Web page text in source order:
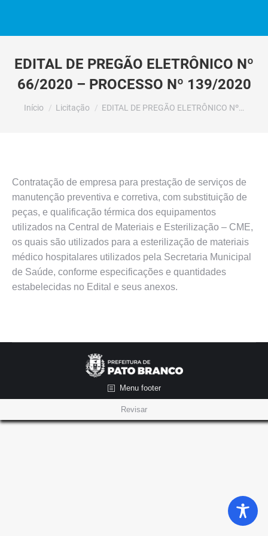
EDITAL DE PREGÃO ELETRÔNICO Nº
66/2020 – PROCESSO Nº 139/2020
Você está aqui:
Início Licitação EDITAL DE PREGÃO ELETRÔNICO Nº…
Contratação de empresa para prestação de serviços de
manutenção preventiva e corretiva, com substituição de
peças, e qualificação térmica dos equipamentos
utilizados na Central de Materiais e Esterilização – CME,
os quais são utilizados para a esterilização de materiais
médico hospitalares utilizados pela Secretaria Municipal
de Saúde, conforme especificações e quantidades
estabelecidas no Edital e seus anexos.
Menu footer
Revisar